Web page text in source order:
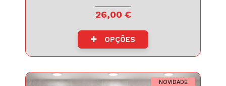
26,00 €
OPÇÕES
NOVIDADE